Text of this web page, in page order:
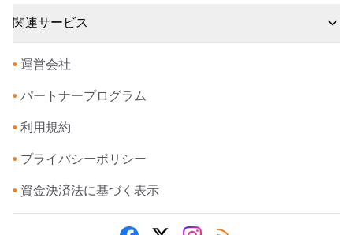
関連サービス
• 運営会社
• パートナープログラム
• 利用規約
• プライバシーポリシー
• 資金決済法に基づく表示